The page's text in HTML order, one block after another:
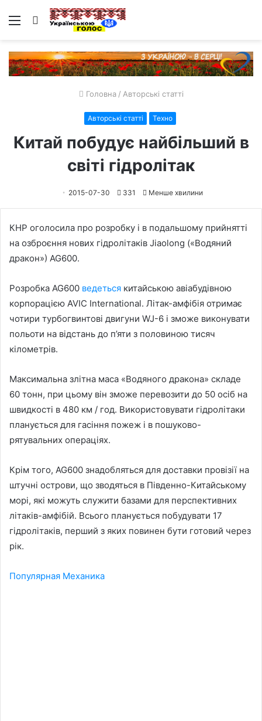
Меню Пошук
Головна / Авторські статті
Авторські статті Техно
Китай побудує найбільший в
світі гідролітак
2015-07-30 331 Менше хвилини
КНР оголосила про розробку і в подальшому прийнятті
на озброєння нових гідролітаків Jiaolong («Водяний
дракон») AG600.
Розробка AG600 ведеться китайською авіабудівною
корпорацією AVIC International. Літак-амфібія отримає
чотири турбогвинтові двигуни WJ-6 і зможе виконувати
польоти на відстань до п’яти з половиною тисяч
кілометрів.
Максимальна злітна маса «Водяного дракона» складе
60 тонн, при цьому він зможе перевозити до 50 осіб на
швидкості в 480 км / год. Використовувати гідролітаки
планується для гасіння пожеж і в пошуково-
рятувальних операціях.
Крім того, AG600 знадобляться для доставки провізії на
штучні острови, що зводяться в Південно-Китайському
морі, які можуть служити базами для перспективних
літаків-амфібій. Всього планується побудувати 17
гідролітаків, перший з яких повинен бути готовий через
рік.
Популярная Механика